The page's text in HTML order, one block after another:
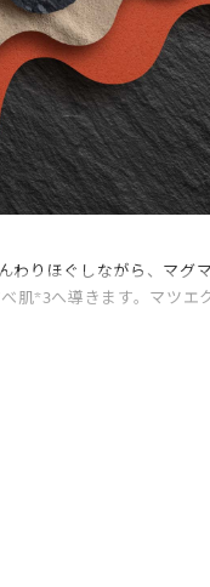
りほぐしながら、マグ
肌*3へ導きます。マツエ